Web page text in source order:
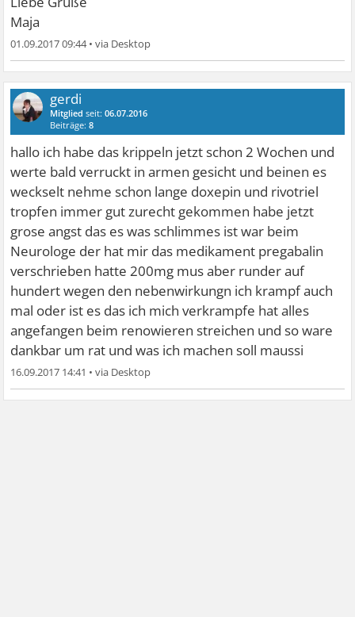
Maja
01.09.2017 09:44•
gerdi
Mitglied seit:06.07.2016
Beiträge:8
hallo ich habe das krippeln jetzt schon 2 Wochen und
werte bald verruckt in armen gesicht und beinen es
weckselt nehme schon lange doxepin und rivotriel
tropfen immer gut zurecht gekommen habe jetzt
grose angst das es was schlimmes ist war beim
Neurologe der hat mir das medikament pregabalin
verschrieben hatte 200mg mus aber runder auf
hundert wegen den nebenwirkungn ich krampf auch
mal oder ist es das ich mich verkrampfe hat alles
angefangen beim renowieren streichen und so ware
dankbar um rat und was ich machen soll maussi
16.09.2017 14:41 •